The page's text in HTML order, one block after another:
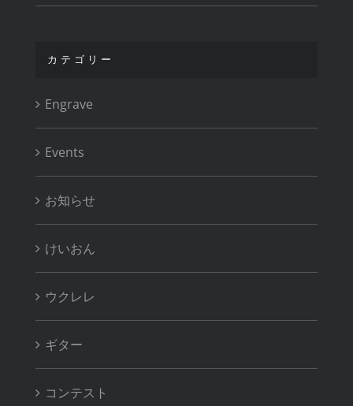
カテゴリー
Engrave
Events
お知らせ
けいおん
ウクレレ
ギター
コンテスト